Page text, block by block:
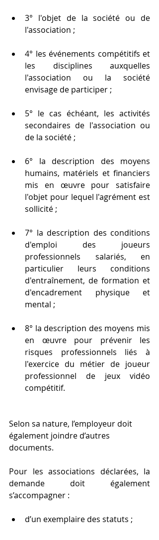
3° l'objet de la société ou de
l'association ;
4° les événements compétitifs et
les disciplines auxquelles
l'association ou la société
envisage de participer ;
5° le cas échéant, les activités
secondaires de l'association ou
de la société ;
6° la description des moyens
humains, matériels et financiers
mis en œuvre pour satisfaire
l'objet pour lequel l'agrément est
sollicité ;
7° la description des conditions
d'emploi des joueurs
professionnels salariés, en
particulier leurs conditions
d'entraînement, de formation et
d'encadrement physique et
mental ;
8° la description des moyens mis
en œuvre pour prévenir les
risques professionnels liés à
l'exercice du métier de joueur
professionnel de jeux vidéo
compétitif.
Selon sa nature, l’employeur doit
également joindre d’autres
documents.
Pour les associations déclarées, la
demande doit également
s’accompagner :
d’un exemplaire des statuts ;